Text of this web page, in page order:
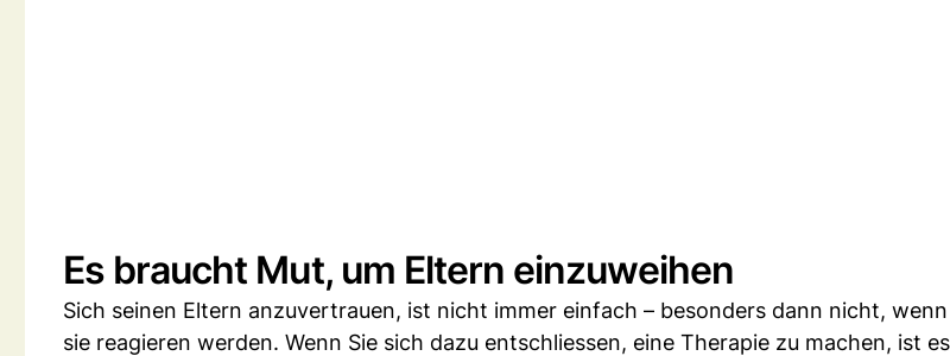
Es braucht Mut, um Eltern einzuweihen
Sich seinen Eltern anzuvertrauen, ist nicht immer einfach – besonders dann nicht,
sie reagieren werden. Wenn Sie sich dazu entschliessen, eine Therapie zu machen, ist